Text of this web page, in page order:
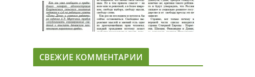
СВЕЖИЕ КОММЕНТАРИИ